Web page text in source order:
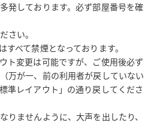
人が数分間立ち入る可能性がありま
、当グループからのご案内をお送り
否設定も可能です）。
ために、完全無人運営を行ってお
ルで対応させていただいておりま
ださい。
発しております。必ず部屋番号を確
さい。
すべて禁煙となっております。
ト変更は可能ですが、ご使用後必ず
万が一、前の利用者が戻していない
準レイアウト」の通り戻してくださ
りませんように、大声を出したり、